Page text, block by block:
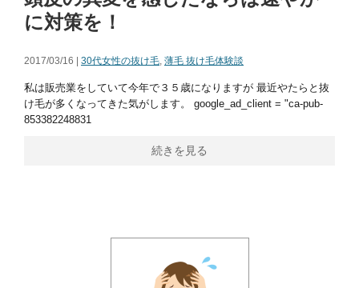
に対策を！
2017/03/16 | 30代女性の抜け毛, 薄毛 抜け毛体験談
私は販売業をしていて今年で３５歳になりますが 最近やたらと抜
け毛が多くなってきた気がします。 google_ad_client = "ca-pub-
853382248831
続きを見る